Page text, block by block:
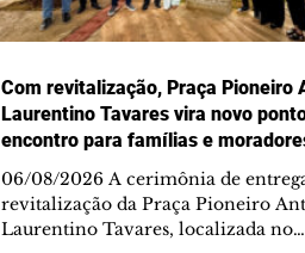
Com revitalização, Praça Pioneiro
Laurentino Tavares vira novo
encontro para famílias e
Jardim Liberdade
06/08/2026 A cerimônia de
revitalização da Praça Pioneiro
Laurentino Tavares, localizada no